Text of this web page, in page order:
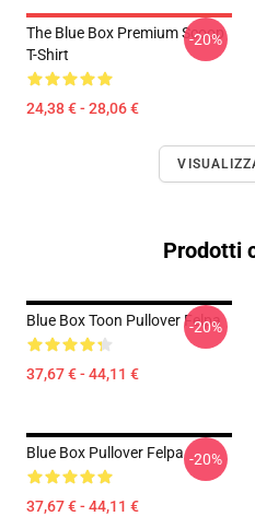
The Blue Box Premium Scoop
T-Shirt
24,38 € - 28,06 €
-20%
Prodotti
Blue Box Toon Pullover Felpa
37,67 € - 44,11 €
-20%
Blue Box Pullover Felpa
37,67 € - 44,11 €
-20%